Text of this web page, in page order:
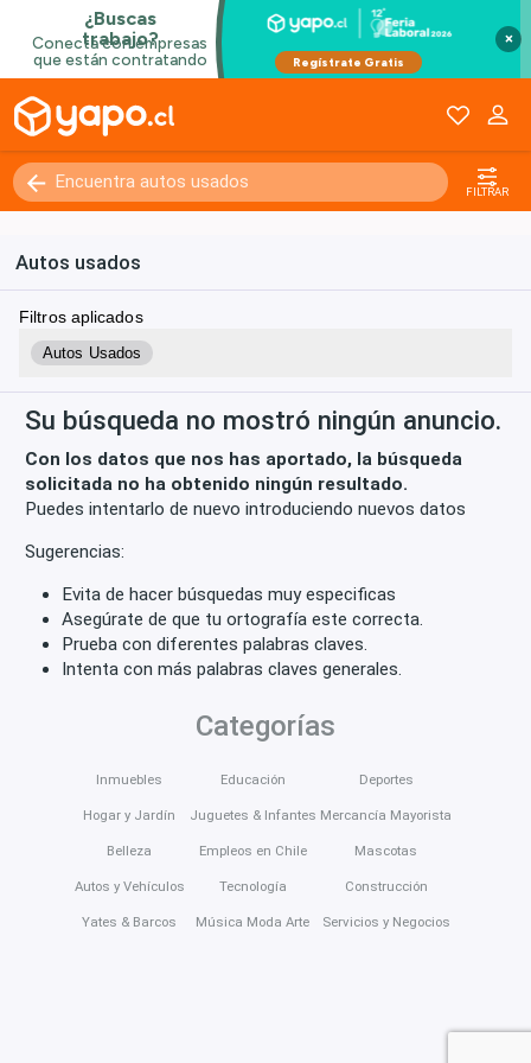
×
FILTRAR
Autos usados
Filtros aplicados
Autos Usados
Su búsqueda no mostró ningún anuncio.
Con los datos que nos has aportado, la búsqueda
solicitada no ha obtenido ningún resultado.
Puedes intentarlo de nuevo introduciendo nuevos datos
Sugerencias:
Evita de hacer búsquedas muy especificas
Asegúrate de que tu ortografía este correcta.
Prueba con diferentes palabras claves.
Intenta con más palabras claves generales.
Categorías
Inmuebles
Hogar y Jardín
Belleza
Autos y Vehículos
Yates & Barcos
Educación
Juguetes & Infantes
Empleos en Chile
Tecnología
Música Moda Arte
Deportes
Mercancía Mayorista
Mascotas
Construcción
Servicios y Negocios
Kilómetros 0 - 250000+